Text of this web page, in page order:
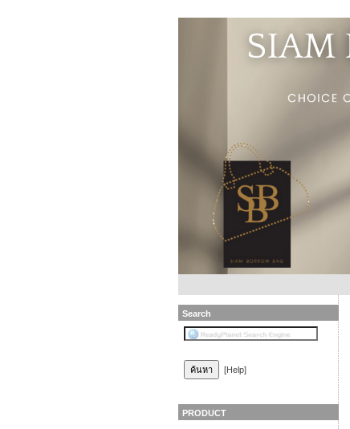
Search
[Help]
PRODUCT